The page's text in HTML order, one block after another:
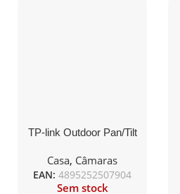
TP-link Outdoor Pan/Tilt
Casa, Câmaras
EAN: 4895252507904
Sem stock